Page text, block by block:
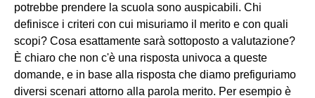
potrebbe prendere la scuola sono auspicabili. Chi
definisce i criteri con cui misuriamo il merito e con quali
scopi? Cosa esattamente sarà sottoposto a valutazione?
È chiaro che non c'è una risposta univoca a queste
domande, e in base alla risposta che diamo prefiguriamo
diversi scenari attorno alla parola merito. Per esempio è